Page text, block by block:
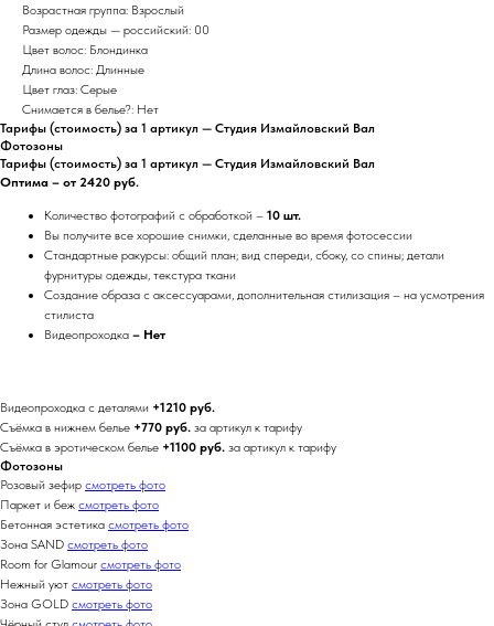
Возрастная группа: Взрослый
Размер одежды — российский: 00
Цвет волос: Блондинка
Длина волос: Длинные
Цвет глаз: Серые
Снимается в белье?: Нет
Тарифы (стоимость) за 1 артикул — Студия Измайловский Вал
Фотозоны
Тарифы (стоимость) за 1 артикул — Студия Измайловский Вал
Оптима – от 2420 руб.
Количество фотографий с обработкой – 10 шт.
Вы получите все хорошие снимки, сделанные во время фотосессии
Стандартные ракурсы: общий план; вид спереди, сбоку, со спины; детали
фурнитуры одежды, текстура ткани
Создание образа с аксессуарами, дополнительная стилизация – на усмотрения
стилиста
Видеопроходка – Нет
Видеопроходка с деталями +1210 руб.
Съёмка в нижнем белье +770 руб. за артикул к тарифу
Съёмка в эротическом белье +1100 руб. за артикул к тарифу
Фотозоны
Розовый зефир смотреть фото
Паркет и беж смотреть фото
Бетонная эстетика смотреть фото
Зона SAND смотреть фото
Room for Glamour смотреть фото
Нежный уют смотреть фото
Зона GOLD смотреть фото